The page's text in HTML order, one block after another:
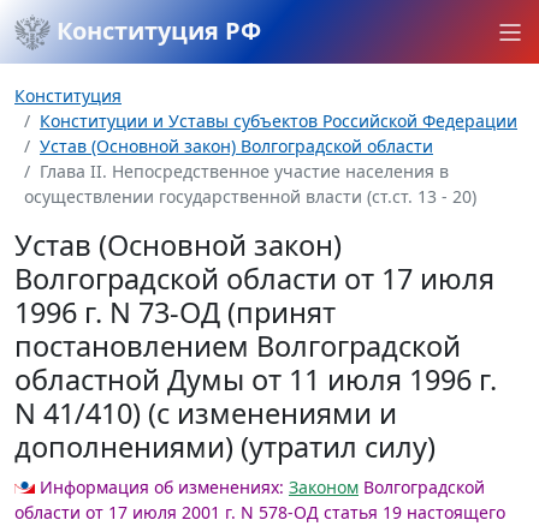
Конституция РФ
Конституция
Конституции и Уставы субъектов Российской Федерации
Устав (Основной закон) Волгоградской области
Глава II. Непосредственное участие населения в
осуществлении государственной власти (ст.ст. 13 - 20)
Устав (Основной закон)
Волгоградской области от 17 июля
1996 г. N 73-ОД (принят
постановлением Волгоградской
областной Думы от 11 июля 1996 г.
N 41/410) (с изменениями и
дополнениями) (утратил силу)
Информация об изменениях: Законом Волгоградской
области от 17 июля 2001 г. N 578-ОД статья 19 настоящего